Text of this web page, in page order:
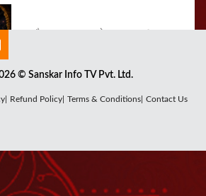
क्या है राहु ग्रह का सबसे बड़ा रहस्य ?
शनि देव का पूजन क्यों है जरूरी ?
© Sanskar Info TV Pvt. Ltd.
Refund Policy| Terms & Conditions| Contact Us